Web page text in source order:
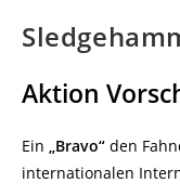
Aktion
Ein „Bravo“ den
internationalen